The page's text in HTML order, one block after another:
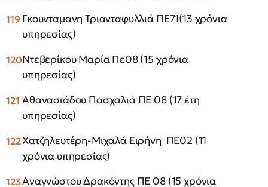
Γκουνταμανη Τριανταφυλλιά ΠΕ71(13 χρόνια
υπηρεσίας)
Ντεβερίκου Μαρία Πε08 (15 χρόνια
υπηρεσίας)
Αθανασιάδου Πασχαλιά ΠΕ 08 (17 έτη
υπηρεσίας)
Χατζηλευτέρη-Μιχαλά Ειρήνη ΠΕ02 (11
χρόνια υπηρεσίας)
Αναγνώστου Δρακόντης ΠΕ 08 (15 χρόνια